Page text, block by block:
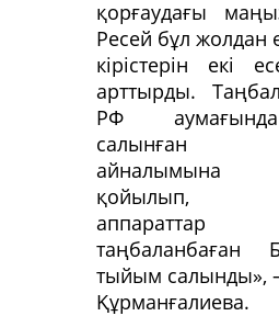
қорғаудағы
Ресей бұл жолдан
кірістерін екі
арттырды.
РФ
салынған
айналымына
қойылып,
таңбаланбаған
тыйым салынды»,
Құрманғалиева.